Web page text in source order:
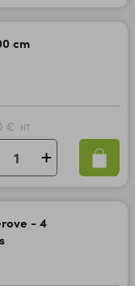
cm
€ HT
- 4